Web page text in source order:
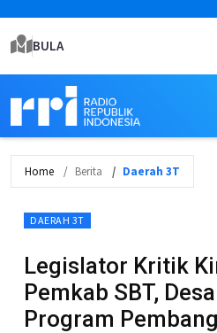
BULA
Home Berita Daerah 3T
DAERAH 3T
Legislator Kritik
Pemkab SBT,
Program